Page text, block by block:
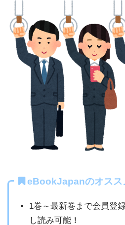
eBookJapanのオスス
1巻～最新巻まで会員登
し読み可能！